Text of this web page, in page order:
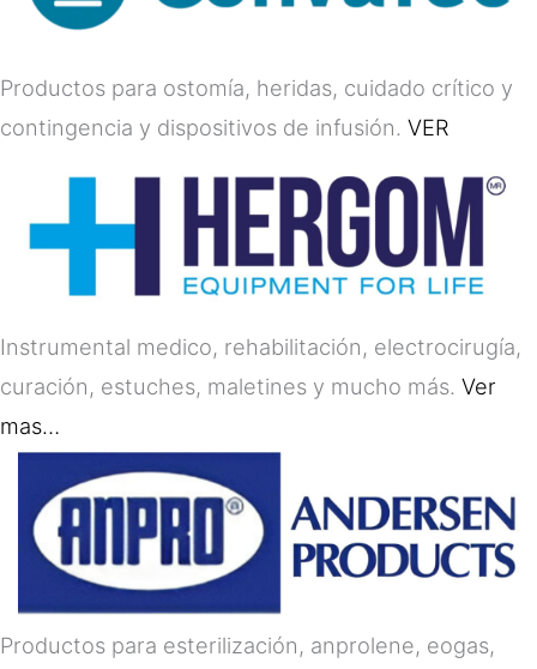
Productos para ostomía, heridas, cuidado crítico y
contingencia y dispositivos de infusión. VER
Instrumental medico, rehabilitación, electrocirugía,
curación, estuches, maletines y mucho más. Ver
mas…
Productos para esterilización, anprolene, eogas,